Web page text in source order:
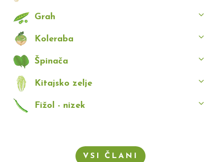
Grah
Koleraba
Špinača
Kitajsko zelje
Fižol - nizek
VSI ČLANI